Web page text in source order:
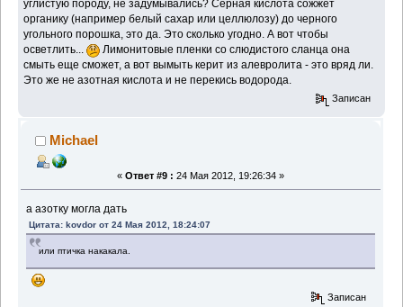
углистую породу, не задумывались? Серная кислота сожжет
органику (например белый сахар или целлюлозу) до черного
угольного порошка, это да. Это сколько угодно. А вот чтобы
осветлить...
Лимонитовые пленки со слюдистого сланца она
смыть еще сможет, а вот вымыть керит из алевролита - это вряд ли.
Это же не азотная кислота и не перекись водорода.
Записан
Michael
« Ответ #9 : 24 Мая 2012, 19:26:34 »
а азотку могла дать
Цитата: kovdor от 24 Мая 2012, 18:24:07
или птичка накакала.
Записан